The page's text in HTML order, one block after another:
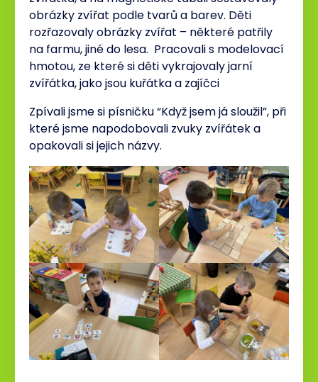
obrázky zvířat podle tvarů a barev. Děti
rozřazovaly obrázky zvířat – některé patřily
na farmu, jiné do lesa. Pracovali s modelovací
hmotou, ze které si děti vykrajovaly jarní
zvířátka, jako jsou kuřátka a zajíčci
Zpívali jsme si písničku “Když jsem já sloužil”, při
které jsme napodobovali zvuky zvířátek a
opakovali si jejich názvy.